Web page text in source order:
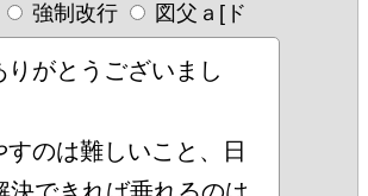
強制改行 図父ａ[ド